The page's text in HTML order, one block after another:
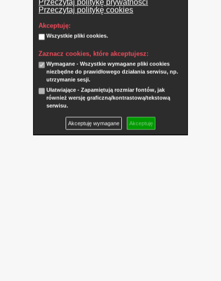
Przeczytaj politykę prywatności
Przeczytaj politykę cookies
Akceptuję:
Wszystkie pliki cookies.
Zaznacz cookies, które akceptujesz:
Wymagane - Wszystkie wymagane pliki cookies
niezbędne do prawidłowego działania serwisu, np.
utrzymanie sesji.
Ułatwiające - Zapamiętują rozmiar fontów, jak
również wersję graficzną/kontrastową/tekstową
serwisu.
Akceptuję wymagane Akceptuję